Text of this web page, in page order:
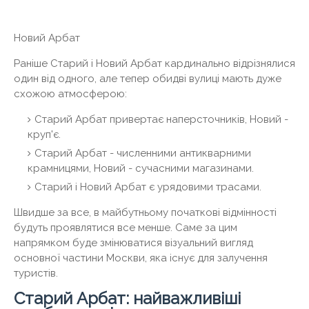
Новий Арбат
Раніше Старий і Новий Арбат кардинально відрізнялися
один від одного, але тепер обидві вулиці мають дуже
схожою атмосферою:
Старий Арбат привертає наперсточників, Новий -
круп'є.
Старий Арбат - численними антикварними
крамницями, Новий - сучасними магазинами.
Старий і Новий Арбат є урядовими трасами.
Швидше за все, в майбутньому початкові відмінності
будуть проявлятися все менше. Саме за цим
напрямком буде змінюватися візуальний вигляд
основної частини Москви, яка існує для залучення
туристів.
Старий Арбат: найважливіші